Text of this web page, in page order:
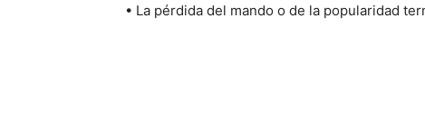
• La pérdida del mando o de la popularidad